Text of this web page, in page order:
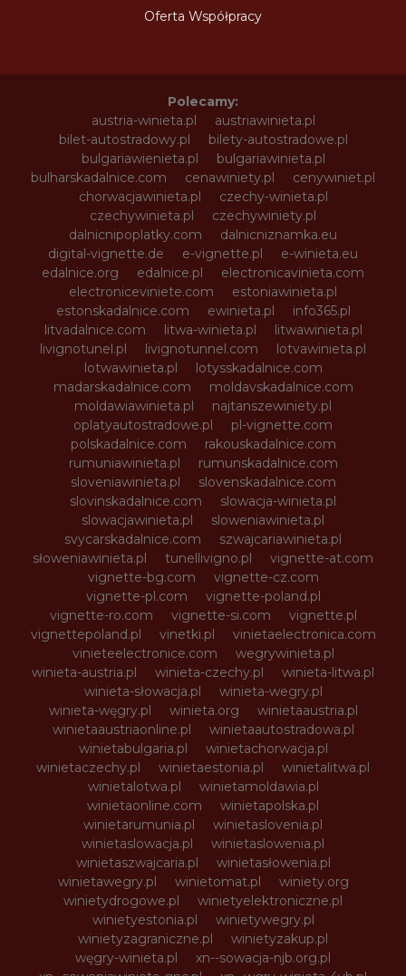
Oferta Współpracy
Polecamy:
austria-winieta.pl
austriawinieta.pl
bilet-autostradowy.pl
bilety-autostradowe.pl
bulgariawienieta.pl
bulgariawinieta.pl
bulharskadalnice.com
cenawiniety.pl
cenywiniet.pl
chorwacjawinieta.pl
czechy-winieta.pl
czechywinieta.pl
czechywiniety.pl
dalnicnipoplatky.com
dalnicniznamka.eu
digital-vignette.de
e-vignette.pl
e-winieta.eu
edalnice.org
edalnice.pl
electronicavinieta.com
electroniceviniete.com
estoniawinieta.pl
estonskadalnice.com
ewinieta.pl
info365.pl
litvadalnice.com
litwa-winieta.pl
litwawinieta.pl
livignotunel.pl
livignotunnel.com
lotvawinieta.pl
lotwawinieta.pl
lotysskadalnice.com
madarskadalnice.com
moldavskadalnice.com
moldawiawinieta.pl
najtanszewiniety.pl
oplatyautostradowe.pl
pl-vignette.com
polskadalnice.com
rakouskadalnice.com
rumuniawinieta.pl
rumunskadalnice.com
sloveniawinieta.pl
slovenskadalnice.com
slovinskadalnice.com
slowacja-winieta.pl
slowacjawinieta.pl
sloweniawinieta.pl
svycarskadalnice.com
szwajcariawinieta.pl
słoweniawinieta.pl
tunellivigno.pl
vignette-at.com
vignette-bg.com
vignette-cz.com
vignette-pl.com
vignette-poland.pl
vignette-ro.com
vignette-si.com
vignette.pl
vignettepoland.pl
vinetki.pl
vinietaelectronica.com
vinieteelectronice.com
wegrywinieta.pl
winieta-austria.pl
winieta-czechy.pl
winieta-litwa.pl
winieta-słowacja.pl
winieta-wegry.pl
winieta-węgry.pl
winieta.org
winietaaustria.pl
winietaaustriaonline.pl
winietaautostradowa.pl
winietabulgaria.pl
winietachorwacja.pl
winietaczechy.pl
winietaestonia.pl
winietalitwa.pl
winietalotwa.pl
winietamoldawia.pl
winietaonline.com
winietapolska.pl
winietarumunia.pl
winietaslovenia.pl
winietaslowacja.pl
winietaslowenia.pl
winietaszwajcaria.pl
winietasłowenia.pl
winietawegry.pl
winietomat.pl
winiety.org
winietydrogowe.pl
winietyelektroniczne.pl
winietyestonia.pl
winietywegry.pl
winietyzagraniczne.pl
winietyzakup.pl
węgry-winieta.pl
xn--sowacja-njb.org.pl